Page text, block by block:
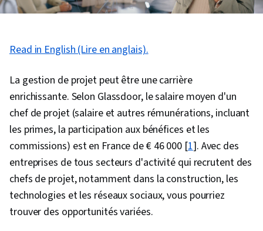
Read in English (Lire en anglais).
La gestion de projet peut être une carrière
enrichissante. Selon Glassdoor, le salaire moyen d'un
chef de projet (salaire et autres rémunérations, incluant
les primes, la participation aux bénéfices et les
commissions) est en France de € 46 000 [1]. Avec des
entreprises de tous secteurs d'activité qui recrutent des
chefs de projet, notamment dans la construction, les
technologies et les réseaux sociaux, vous pourriez
trouver des opportunités variées.